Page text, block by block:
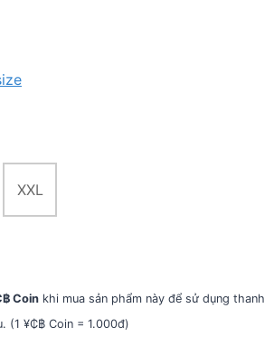
XXL
Coin khi mua sản phẩm này để sử dụng thanh
(1 ¥₵฿ Coin = 1.000đ)